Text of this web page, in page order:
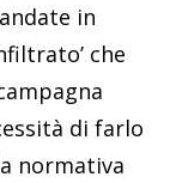
in
che
di farlo
normativa